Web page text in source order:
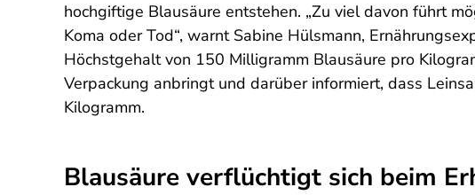
hochgiftige Blausäure entstehen. „Zu viel davon führt
Koma oder Tod“, warnt Sabine Hülsmann,
Höchstgehalt von 150 Milligramm Blausäure pro
Verpackung anbringt und darüber informiert, dass
Kilogramm.
Blausäure verflüchtigt sich beim